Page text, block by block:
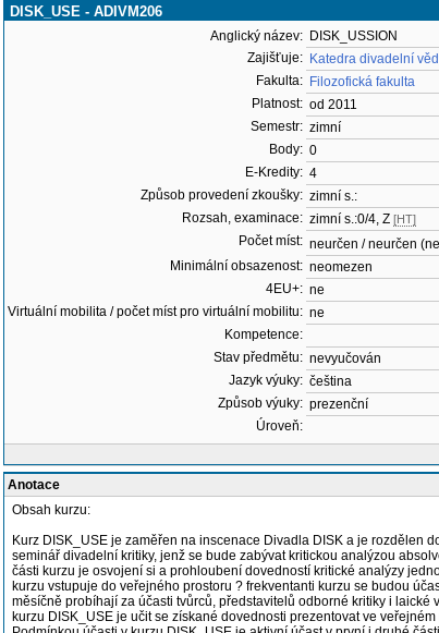
DISK_USE - ADIVM206
Anglický název: DISK_USSION
Zajišťuje: Katedra divadelní
Fakulta: Filozofická fakulta
Platnost: od 2011
Semestr: zimní
Body: 0
E-Kredity: 4
Způsob provedení zkoušky: zimní s.:
Rozsah, examinace: zimní s.:0/4, Z [HT]
Počet míst: neurčen / neurčen
Minimální obsazenost: neomezen
4EU+: ne
Virtuální mobilita / počet míst pro virtuální mobilitu: ne
Kompetence:
Stav předmětu: nevyučován
Jazyk výuky: čeština
Způsob výuky: prezenční
Úroveň:
Anotace
Obsah kurzu:
Kurz DISK_USE je zaměřen na inscenace Divadla DISK a je rozdělen
seminář divadelní kritiky, jenž se bude zabývat kritickou analýzou
části kurzu je osvojení si a prohloubení dovedností kritické analýzy
kurzu vstupuje do veřejného prostoru ? frekventanti kurzu se budou
měsíčně probíhají za účasti tvůrců, představitelů odborné kritiky i laické
kurzu DISK_USE je učit se získané dovednosti prezentovat ve